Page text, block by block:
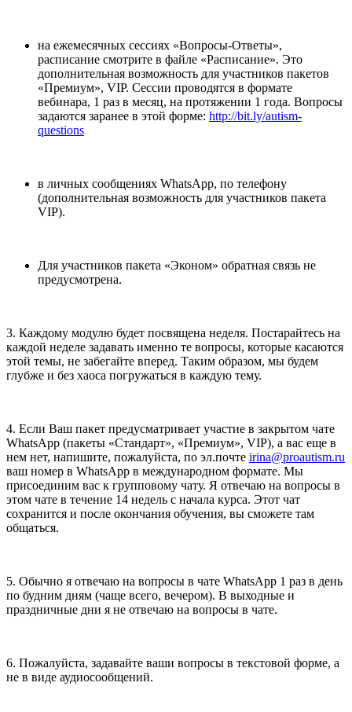
на ежемесячных сессиях «Вопросы-Ответы»,
расписание смотрите в файле «Расписание». Это
дополнительная возможность для участников пакетов
«Премиум», VIP. Сессии проводятся в формате
вебинара, 1 раз в месяц, на протяжении 1 года. Вопросы
задаются заранее в этой форме: http://bit.ly/autism-
questions
в личных сообщениях WhatsApp, по телефону
(дополнительная возможность для участников пакета
VIP).
Для участников пакета «Эконом» обратная связь не
предусмотрена.
3. Каждому модулю будет посвящена неделя. Постарайтесь на
каждой неделе задавать именно те вопросы, которые касаются
этой темы, не забегайте вперед. Таким образом, мы будем
глубже и без хаоса погружаться в каждую тему.
4. Если Ваш пакет предусматривает участие в закрытом чате
WhatsApp (пакеты «Стандарт», «Премиум», VIP), а вас еще в
нем нет, напишите, пожалуйста, по эл.почте irina@proautism.ru
ваш номер в WhatsApp в международном формате. Мы
присоединим вас к групповому чату. Я отвечаю на вопросы в
этом чате в течение 14 недель с начала курса. Этот чат
сохранится и после окончания обучения, вы сможете там
общаться.
5. Обычно я отвечаю на вопросы в чате WhatsApp 1 раз в день
по будним дням (чаще всего, вечером). В выходные и
праздничные дни я не отвечаю на вопросы в чате.
6. Пожалуйста, задавайте ваши вопросы в текстовой форме, а
не в виде аудиосообщений.